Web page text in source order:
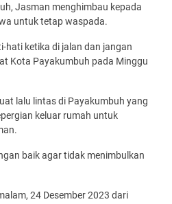
Jasman menghimbau kepada
untuk tetap waspada.
hati ketika di jalan dan jangan
Kota Payakumbuh pada Minggu
lalu lintas di Payakumbuh yang
keluar rumah untuk
baik agar tidak menimbulkan
24 Desember 2023 dari